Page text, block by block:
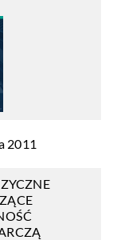
2011